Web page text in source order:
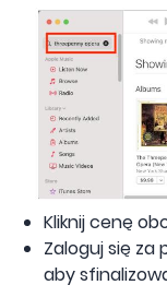
Kliknij cenę
Zaloguj się za
aby